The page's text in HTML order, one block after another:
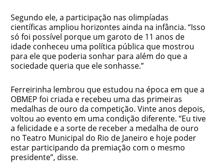
Segundo ele, a participação nas olimpíadas
científicas ampliou horizontes ainda na infância. “Isso
só foi possível porque um garoto de 11 anos de
idade conheceu uma política pública que mostrou
para ele que poderia sonhar para além do que a
sociedade queria que ele sonhasse.”
Ferreirinha lembrou que estudou na época em que a
OBMEP foi criada e recebeu uma das primeiras
medalhas de ouro da competição. Vinte anos depois,
voltou ao evento em uma condição diferente. “Eu tive
a felicidade e a sorte de receber a medalha de ouro
no Teatro Municipal do Rio de Janeiro e hoje poder
estar participando da premiação com o mesmo
presidente”, disse.